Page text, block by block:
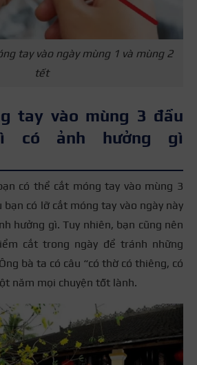
tay vào ngày mùng 1 và mùng 2
tết
tay vào mùng 3 đầu
có ảnh hưởng gì
có thể cắt móng tay vào mùng 3
có lỡ cắt móng tay vào ngày này
hưởng gì. Tuy nhiên, bạn cũng nên
cắt trong ngày để tránh những
bà ta có câu “có thờ có thiêng, có
năm mọi chuyện tốt lành.